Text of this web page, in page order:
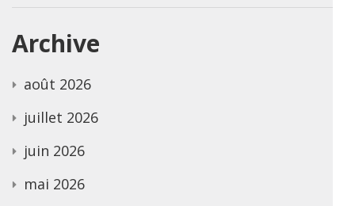
Archive
août 2026
juillet 2026
juin 2026
mai 2026